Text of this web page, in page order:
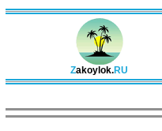
Zakoylok.RU